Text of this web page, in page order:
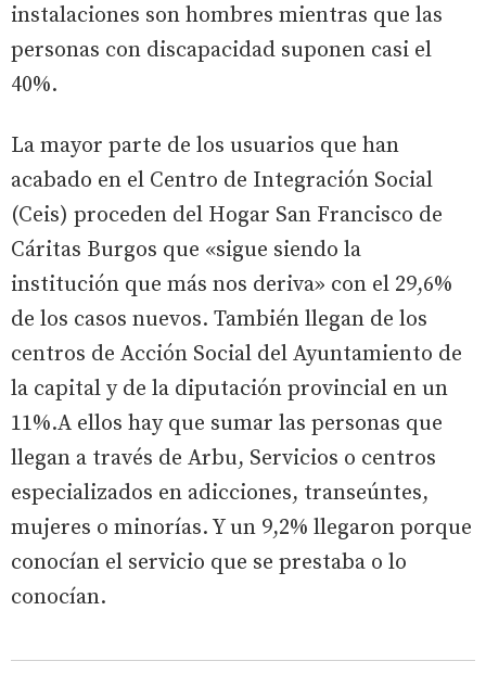
instalaciones son hombres mientras que las
personas con discapacidad suponen casi el
40%.
La mayor parte de los usuarios que han
acabado en el Centro de Integración Social
(Ceis) proceden del Hogar San Francisco de
Cáritas Burgos que «sigue siendo la
institución que más nos deriva» con el 29,6%
de los casos nuevos. También llegan de los
centros de Acción Social del Ayuntamiento de
la capital y de la diputación provincial en un
11%.A ellos hay que sumar las personas que
llegan a través de Arbu, Servicios o centros
especializados en adicciones, transeúntes,
mujeres o minorías. Y un 9,2% llegaron porque
conocían el servicio que se prestaba o lo
conocían.